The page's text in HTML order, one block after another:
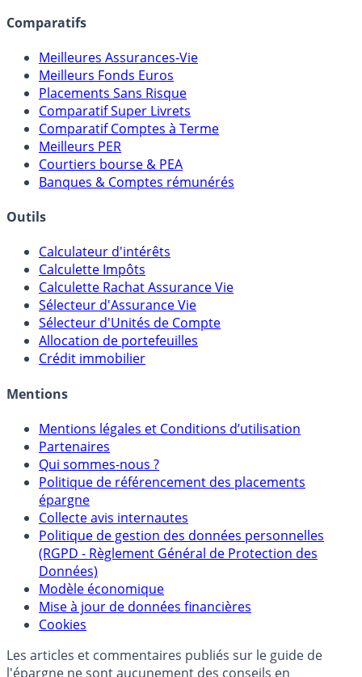
assureurs, sociétés de gestion, CGP, etc.
Comparatifs
Meilleures Assurances-Vie
Meilleurs Fonds Euros
Placements Sans Risque
Comparatif Super Livrets
Comparatif Comptes à Terme
Meilleurs PER
Banques & Comptes rémunérés
Outils
Calculateur d'intérêts
Calculette Impôts
Calculette Rachat Assurance Vie
Sélecteur d'Assurance Vie
Sélecteur d'Unités de Compte
Crédit immobilier
Mentions
Mentions légales et Conditions d’utilisation
Partenaires
Qui sommes-nous ?
Politique de référencement des placements
épargne
Collecte avis internautes
Politique de gestion des données personnelles
(RGPD - Règlement Général de Protection des
Données)
Modèle économique
Cookies